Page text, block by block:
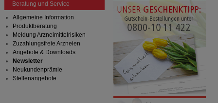
Beratung und Service
Allgemeine Information
Produktberatung
Meldung Arzneimittelrisiken
Zuzahlungsfreie Arzneien
Angebote & Downloads
Newsletter
Neukundenprämie
Stellenangebote